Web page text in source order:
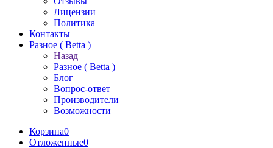
Лицензии
Политика
Контакты
Разное ( Betta )
Назад
Разное ( Betta )
Блог
Вопрос-ответ
Производители
Возможности
Корзина0
Отложенные0